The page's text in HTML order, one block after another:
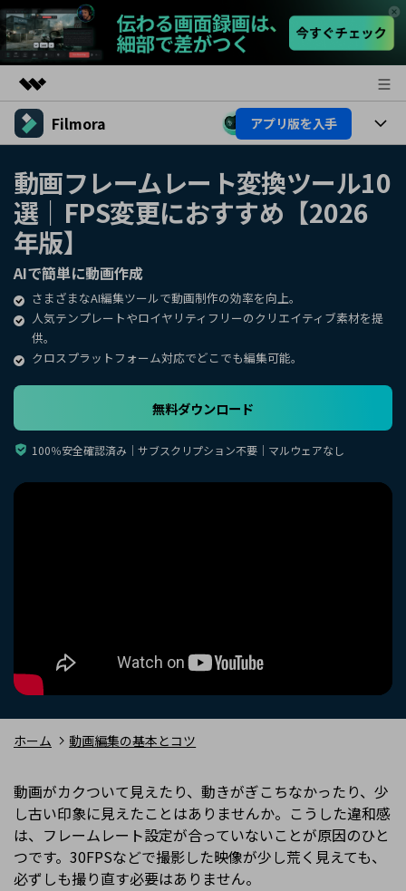
製品
ユーティリティ
法人・教育・パートナー
概要
ソリューション
企業情報
プラン＆価格
サポート
Filmora アプリ版を入手
製品
プラットフォーム
製品機能
AI機能
AI機能
AIヒント
活用法
Filmoraのユーザー層
ビデオソリューション
動画編集関連知識
動画編集のコツ
サポート
カスタマーサポート
検索
動画フレームレート変換ツール10
選｜FPS変更におすすめ【2026
年版】
AIで簡単に動画作成
さまざまなAI編集ツールで動画制作の効率を向上。
人気テンプレートやロイヤリティフリーのクリエイティブ素材を提
供。
クロスプラットフォーム対応でどこでも編集可能。
無料ダウンロード
100％安全確認済み｜サブスクリプション不要｜マルウェアなし
ホーム 動画編集の基本とコツ
動画がカクついて見えたり、動きがぎこちなかったり、少
し古い印象に見えたことはありませんか。こうした違和感
は、フレームレート設定が合っていないことが原因のひと
つです。30FPSなどで撮影した映像が少し荒く見えても、
必ずしも撮り直す必要はありません。